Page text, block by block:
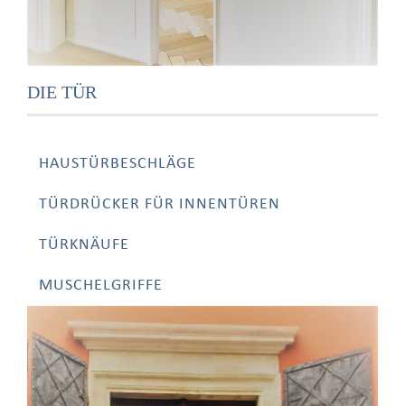
DIE TÜR
HAUSTÜRBESCHLÄGE
TÜRDRÜCKER FÜR INNENTÜREN
TÜRKNÄUFE
MUSCHELGRIFFE